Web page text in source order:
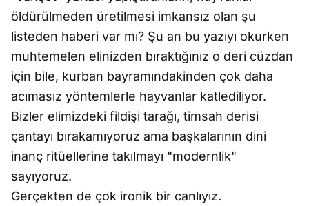
öldürülmeden üretilmesi imkansız olan şu
listeden haberi var mı? Şu an bu yazıyı okurken
muhtemelen elinizden bıraktığınız o deri cüzdan
için bile, kurban bayramındakinden çok daha
acımasız yöntemlerle hayvanlar katlediliyor.
Bizler elimizdeki fildişi tarağı, timsah derisi
çantayı bırakamıyoruz ama başkalarının dini
inanç ritüellerine takılmayı "modernlik"
sayıyoruz.
Gerçekten de çok ironik bir canlıyız.